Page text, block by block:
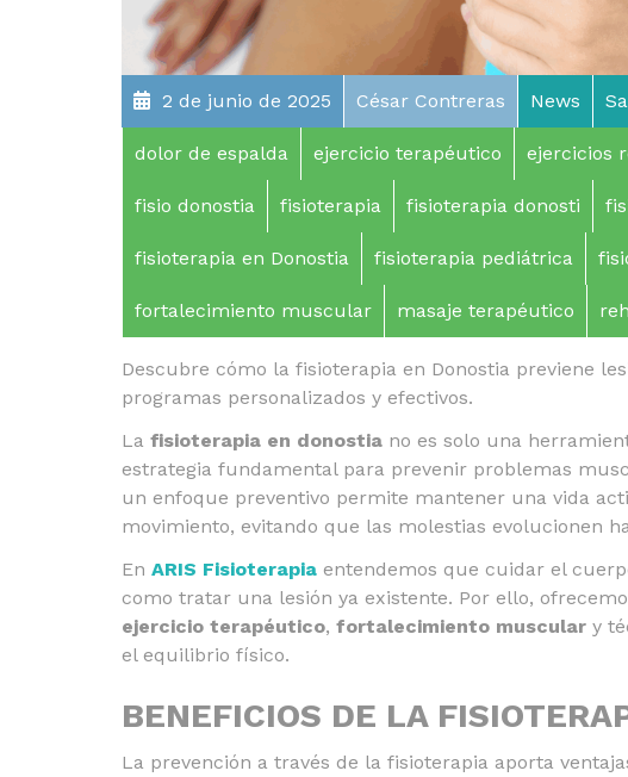
2 de junio de 2025 César Contreras News
dolor de espalda ejercicio terapéutico ejercicios
fisio donostia fisioterapia fisioterapia donosti
fisioterapia en Donostia fisioterapia pediátrica
fortalecimiento muscular masaje terapéutico
Descubre cómo la fisioterapia en Donostia previene
programas personalizados y efectivos.
La fisioterapia en donostia no es solo una
estrategia fundamental para prevenir problemas
un enfoque preventivo permite mantener una vida
movimiento, evitando que las molestias evolucionen
En ARIS Fisioterapia entendemos que cuidar el
como tratar una lesión ya existente. Por ello,
ejercicio terapéutico, fortalecimiento muscular y
el equilibrio físico.
BENEFICIOS DE LA
La prevención a través de la fisioterapia aporta